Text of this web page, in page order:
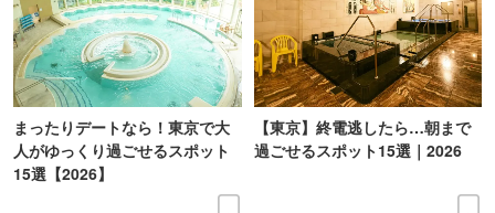
まったりデートなら！東京で大
人がゆっくり過ごせるスポット
15選【2026】
【東京】終電逃したら…朝まで
過ごせるスポット15選｜2026